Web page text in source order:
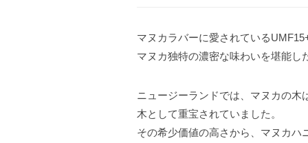
マヌカラバーに愛されている
マヌカ独特の濃密な味わいを堪能し
ニュージーランドでは、マヌカの木
木として重宝されていました。
その希少価値の高さから、マヌカハ